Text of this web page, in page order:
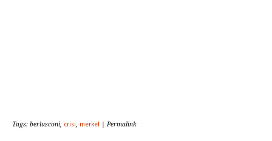
Tags: berlusconi, crisi merkel | Permalink